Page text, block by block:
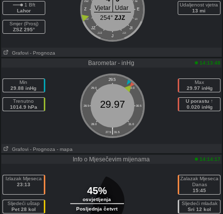
1 Bft
Lahor
Smjer (Prosj)
ZSZ 295°
ZSZ ISI
Z E
ZJZ IJI
JZ JI
JJZ JJI
J
Vjetar
Udar
254° ZJZ
Udaljenost vjetra
13 mi
Grafovi - Prognoza
Barometar - inHg 14:13:48
Min
29.88 inHg
Trenutno
1014.9 hPa
29.5
29.0 30.0
28.5 30.5
28.0 31.0
|
27.5 31.5
29.97
Max
29.97 inHg
U porastu ↑
0.020 inHg
Grafovi - Prognoza - mapa
Info o Mjesečevim mijenama 14:14:17
Izlazak Mjeseca
23:13
Sljedeći uštap
Pet 28 kol
45%
osvjetljenja
Posljednja četvrt
Zalazak Mjeseca
Danas
15:45
Sljedeći mlađak
Sri 12 kol